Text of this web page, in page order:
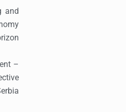
and
–